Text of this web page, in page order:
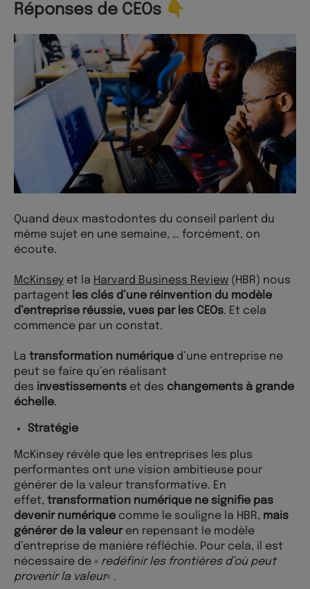
Réponses de CEOs 👇
Quand deux mastodontes du conseil parlent du
même sujet en une semaine, … forcément, on
écoute.
McKinsey et la Harvard Business Review (HBR) nous
partagent les clés d’une réinvention du modèle
d’entreprise réussie, vues par les CEOs. Et cela
commence par un constat.
La transformation numérique d’une entreprise ne
peut se faire qu’en réalisant
des investissements et des changements à grande
échelle.
Stratégie
McKinsey révèle que les entreprises les plus
performantes ont une vision ambitieuse pour
générer de la valeur transformative. En
effet, transformation numérique ne signifie pas
devenir numérique comme le souligne la HBR, mais
générer de la valeur en repensant le modèle
d’entreprise de manière réfléchie. Pour cela, il est
nécessaire de « redéfinir les frontières d’où peut
provenir la valeur« .